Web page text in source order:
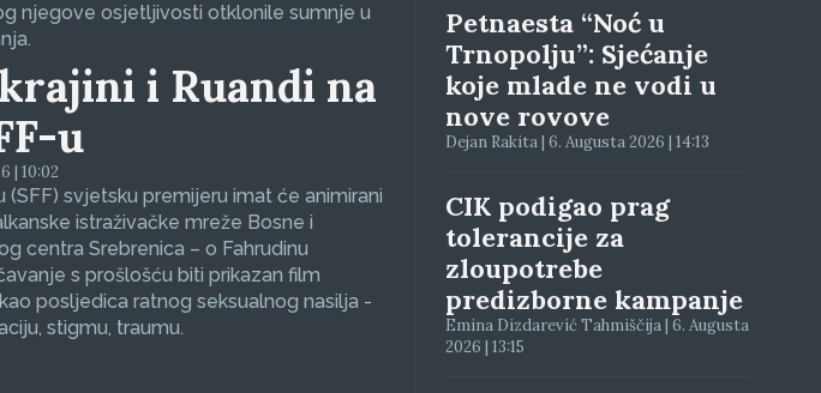
njegove osjetljivosti otklonile sumnje u
i Ruandi na
u
| 10:02
(SFF) svjetsku premijeru imat će animirani
istraživačke mreže Bosne i
centra Srebrenica – o Fahrudinu
s prošlošću biti prikazan film
posljedica ratnog seksualnog nasilja -
stigmu, traumu.
Petnaesta “Noć u
Trnopolju”: Sjećanje
koje mlade ne vodi u
nove rovove
Dejan Rakita | 6. Augusta 2026 | 14:13
CIK podigao prag
tolerancije za
zloupotrebe
predizborne kampanje
Emina Dizdarević Tahmiščija | 6. Augusta
2026 | 13:15